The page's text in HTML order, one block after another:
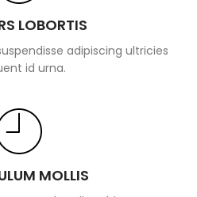
LOBORTIS
adipiscing ultricies
id urna.
MOLLIS